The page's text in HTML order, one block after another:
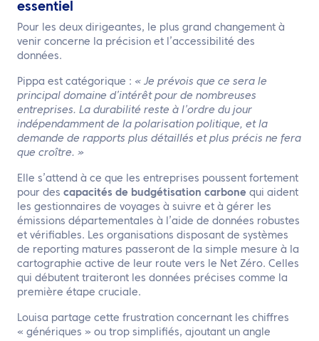
essentiel
Pour les deux dirigeantes, le plus grand changement à
venir concerne la précision et l’accessibilité des
données.
Pippa est catégorique : « Je prévois que ce sera le
principal domaine d’intérêt pour de nombreuses
entreprises. La durabilité reste à l’ordre du jour
indépendamment de la polarisation politique, et la
demande de rapports plus détaillés et plus précis ne fera
que croître. »
Elle s’attend à ce que les entreprises poussent fortement
pour des capacités de budgétisation carbone qui aident
les gestionnaires de voyages à suivre et à gérer les
émissions départementales à l’aide de données robustes
et vérifiables. Les organisations disposant de systèmes
de reporting matures passeront de la simple mesure à la
cartographie active de leur route vers le Net Zéro. Celles
qui débutent traiteront les données précises comme la
première étape cruciale.
Louisa partage cette frustration concernant les chiffres
« génériques » ou trop simplifiés, ajoutant un angle